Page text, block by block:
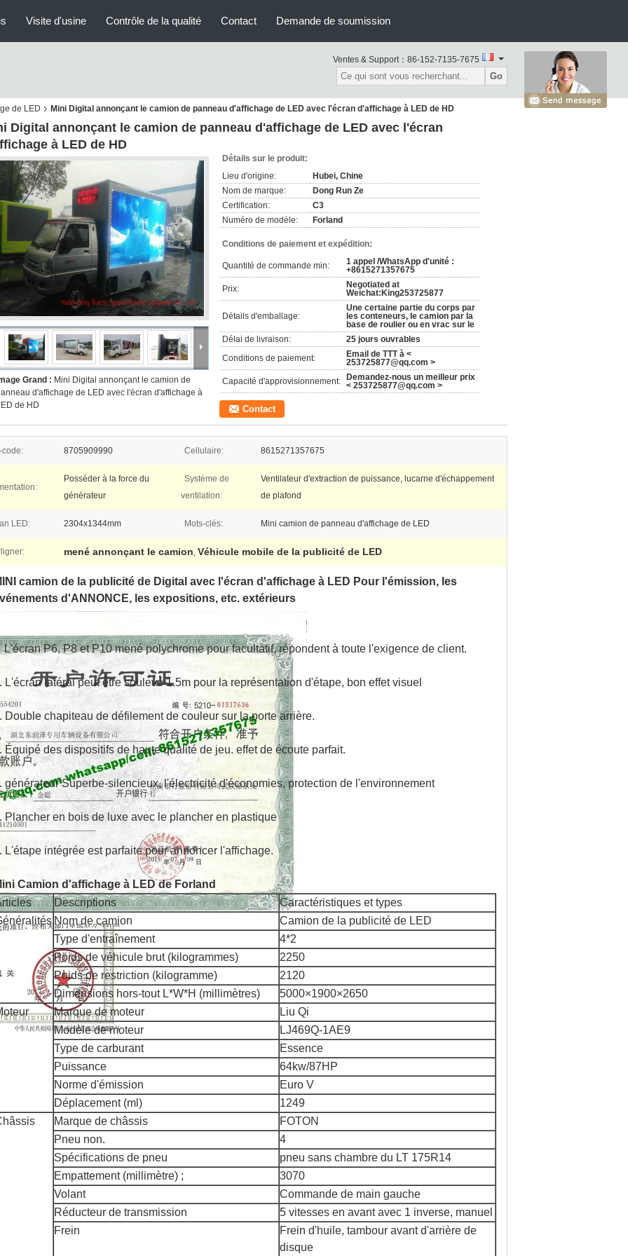
Visite d'usine Contrôle de la qualité Contact Demande de soumission
Ventes & Support： 86-152-7135-7675
Go
de LED Mini Digital annonçant le camion de panneau d'affichage de LED avec l'écran d'affichage à LED de HD
Digital annonçant le camion de panneau d'affichage de LED avec l'écran
à LED de HD
Grand : Mini Digital annonçant le camion de
d'affichage de LED avec l'écran d'affichage à
de HD
Détails sur le produit:
Lieu d'origine:
Hubei, Chine
Nom de marque:
Dong Run Ze
Certification:
C3
Numéro de modèle:
Forland
Conditions de paiement et expédition:
Quantité de commande min:
1 appel /WhatsApp d'unité :
+8615271357675
Prix:
Negotiated at
Weichat:King253725877
Détails d'emballage:
Une certaine partie du corps par
les conteneurs, le camion par la
base de roulier ou en vrac sur le
Délai de livraison:
25 jours ouvrables
Conditions de paiement:
Email de TTT à <
253725877@qq.com >
Capacité d'approvisionnement:
Demandez-nous un meilleur prix
< 253725877@qq.com >
Contact
code: 8705909990 Cellulaire: 8615271357675
Posséder à la force du
générateur
Système de
ventilation:
Ventilateur d'extraction de puissance, lucarne d'échappement
de plafond
LED: 2304x1344mm Mots-clés: Mini camion de panneau d'affichage de LED
mené annonçant le camion, Véhicule mobile de la publicité de LED
camion de la publicité de Digital avec l'écran d'affichage à LED Pour l'émission, les
d'ANNONCE, les expositions, etc. extérieurs
L'écran P6, P8 et P10 mené polychrome pour facultatif, répondent à toute l'exigence de client.
L'écran latéral peut être soulevé 1.5m pour la représentation d'étape, bon effet visuel
Double chapiteau de défilement de couleur sur la porte arrière.
Équipé des dispositifs de haute qualité de jeu. effet de écoute parfait.
générateur Superbe-silencieux, l'électricité d'économies, protection de l'environnement
Plancher en bois de luxe avec le plancher en plastique
L'étape intégrée est parfaite pour annoncer l'affichage.
Camion d'affichage à LED de Forland
Descriptions
Caractéristiques et types
Nom de camion
Camion de la publicité de LED
Type d'entraînement
4*2
Poids de véhicule brut (kilogrammes)
2250
Poids de restriction (kilogramme)
2120
Dimensions hors-tout L*W*H (millimètres)
5000×1900×2650
Marque de moteur
Liu Qi
Modèle de moteur
LJ469Q-1AE9
Type de carburant
Essence
Puissance
64kw/87HP
Norme d'émission
Euro V
Déplacement (ml)
1249
Marque de châssis
FOTON
Pneu non.
4
Spécifications de pneu
pneu sans chambre du LT 175R14
Empattement (millimètre) ;
3070
Volant
Commande de main gauche
Réducteur de transmission
5 vitesses en avant avec 1 inverse, manuel
Frein
Frein d'huile, tambour avant d'arrière de
disque